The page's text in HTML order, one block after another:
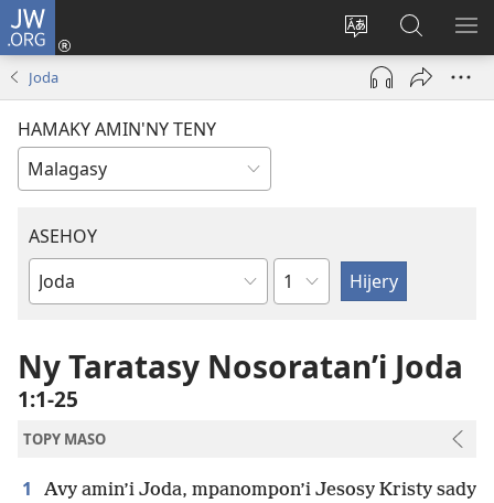
JW.ORG
Hiova
fiteny
Hiditra
(manokatra
rohy)
ato
Amin’ny
Joda
HAMAKY AMIN'NY TENY
ASEHOY
Boky
Amin’ny
Baiboly
Toko
Ny Taratasy Nosoratan’i Joda
1:1-25
TOPY MASO
1
Avy amin’i Joda, mpanompon’i Jesosy Kristy sady